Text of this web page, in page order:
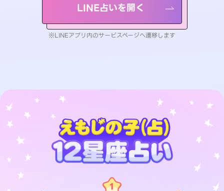
LINE占いを開く
※LINEアプリ内のサービスページへ遷移します